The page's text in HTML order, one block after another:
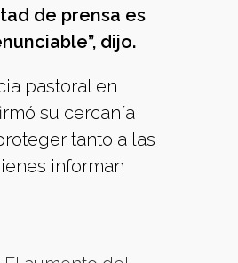
de prensa es
dijo.
pastoral en
su cercanía
tanto a las
informan